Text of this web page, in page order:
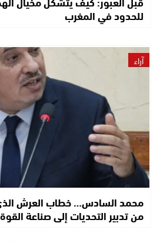
للحدود في المغرب
آراء
محمد السادس… خطاب العرش
من تدبير التحديات إلى صناعة القوة